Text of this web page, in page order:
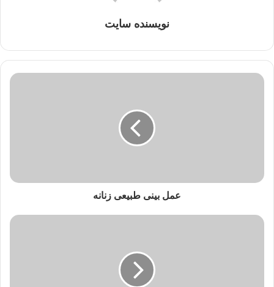
نویسنده سایت
عمل بینی طبیعی زنانه